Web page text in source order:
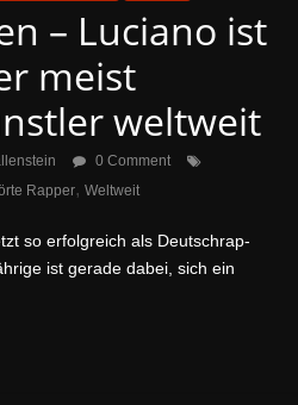
– Luciano ist
meist
weltweit
0 Comment
Rapper, Weltweit
so erfolgreich als Deutschrap-
ist gerade dabei, sich ein